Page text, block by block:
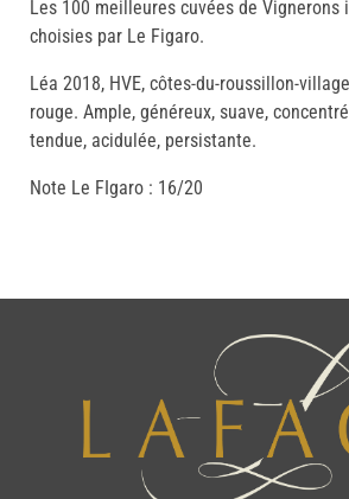
Les 100 meilleures cuvées de Vignerons
choisies par Le Figaro.
Léa 2018, HVE, côtes-du-roussillon-
rouge. Ample, généreux, suave,
tendue, acidulée, persistante.
Note Le FIgaro : 16/20